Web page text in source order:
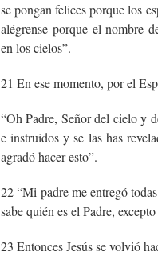
se pongan felices porque los
alégrense porque el nombre
en los cielos”.
21 En ese momento, por el
“Oh Padre, Señor del cielo y
e instruidos y se las has
agradó hacer esto”.
22 “Mi padre me entregó
sabe quién es el Padre,
23 Entonces Jesús se volvió